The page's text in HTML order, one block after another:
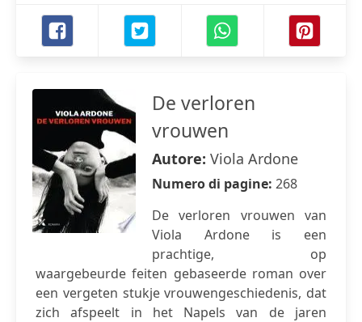
De verloren
vrouwen
Autore: Viola Ardone
Numero di pagine: 268
De verloren vrouwen van
Viola Ardone is een
prachtige, op
waargebeurde feiten gebaseerde roman over
een vergeten stukje vrouwengeschiedenis, dat
zich afspeelt in het Napels van de jaren